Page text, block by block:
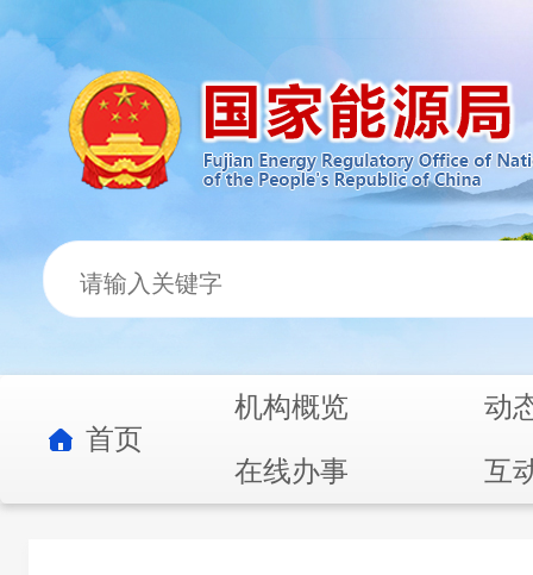
首页
机构概览
动
在线办事
互